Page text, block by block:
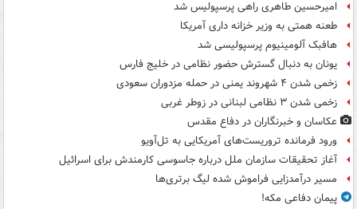
امیرحسین طاهری راهی پرسپولیس شد
طعنه همتی به وزیر خزانه داری آمریکا
هافبک آلومینیوم پرسپولیسی شد
یونان به دنبال گسترش حضور نظامی در خلیج فارس
زخمی شدن ۴ شهروند یمنی در حمله مزدوران سعودی
زخمی شدن ۳ نظامی لبنانی در زوطر غربی
عکاسان و خبرنگاران در دفاع مقدس
ورود فرمانده تروریست‌های آمریکایی به تل‌آویو
آغاز تحقیقات سازمان ملل درباره جاسوسی کارمندش برای اسرائیل
مسیر درآمدزایی فراموش شده لیگ برتری‌ها
پیمان دفاعی مکه!